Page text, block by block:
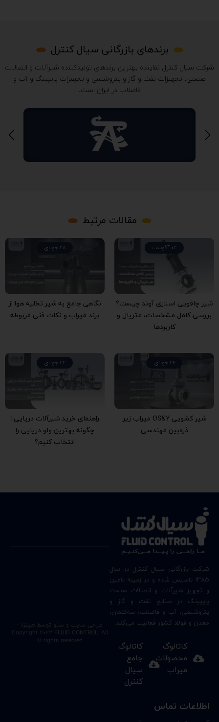
برندهای بازرگانی سیال کنترل
شرکت سیال کنترل نماینده بهترین برندهای تولیدکننده شیرآلات و اتصالات
صنعتی، تجهیزات نفت و گاز و پتروشیمی و تجهیزات پایپینگ و آب و
فاضلاب در ایران است.
مقالات مرتبط
02 آگوست
شیر چاقویی اسلاری آوند چیست؟
بررسی کامل مشخصات، متریال و
کاربردها
28 جولای
نگاهی جامع به شیر تخلیه هوا از
برند میراب و نکات فنی مربوطه
26 جولای
شیر کشویی OS&Y میراب زیر
ذره‌بین مهندسی
22 جولای
راهنمای خرید شیرآلات دریایی |
چگونه بهترین ولو دریایی را
انتخاب کنیم؟
شرکت بازرگانی سیال کنترل در سال
۱۳۸۵ تاسیس شده و در زمینه تامین
و تجهیز شیرآلات و اتصالات صنعت
پایپینگ در صنایع نفت و گاز و
پتروشیمی، آب و فاضلاب، ساختمان،
معدن و فولاد کشور فعالیت می‌کند.
کاتالوگ
محصولات
میراب
کاتالوگ
جامع
سیال
کنترل
اطلاعات تماس
طراحی سایت و سئو توسط هینزا. -
Copyright 2022 FLUID CONTROL. All
rights reserved ©